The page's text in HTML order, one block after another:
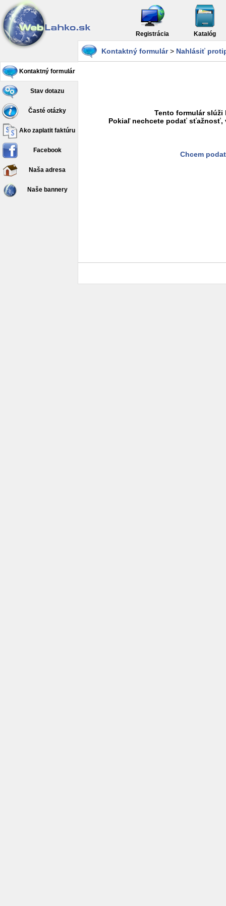
Registrácia Katalóg
Kontaktný formulár
Stav dotazu
Časté otázky
Ako zaplatit faktúru
Facebook
Naša adresa
Naše bannery
Kontaktný formulár> Nahlásiť
Tento formulár
Pokiaľ nechcete podať
Chcem